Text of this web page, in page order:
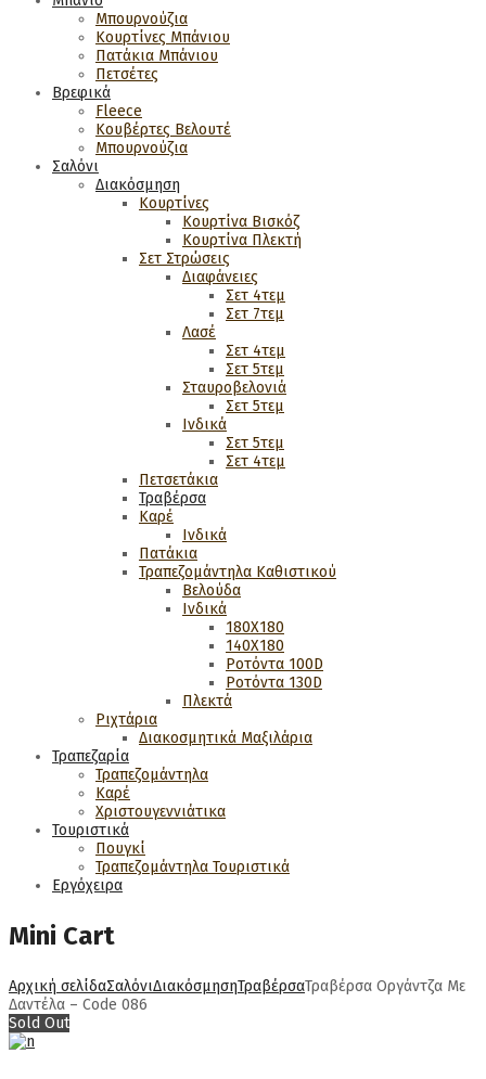
Μπουρνούζια
Κουρτίνες Μπάνιου
Πατάκια Μπάνιου
Πετσέτες
Βρεφικά
Fleece
Κουβέρτες Βελουτέ
Μπουρνούζια
Σαλόνι
Διακόσμηση
Κουρτίνες
Κουρτίνα Βισκόζ
Κουρτίνα Πλεκτή
Σετ Στρώσεις
Διαφάνειες
Σετ 4τεμ
Σετ 7τεμ
Λασέ
Σετ 4τεμ
Σετ 5τεμ
Σταυροβελονιά
Σετ 5τεμ
Ινδικά
Σετ 5τεμ
Σετ 4τεμ
Πετσετάκια
Τραβέρσα
Καρέ
Ινδικά
Πατάκια
Τραπεζομάντηλα Καθιστικού
Βελούδα
Ινδικά
180Χ180
140Χ180
Ροτόντα 100D
Ροτόντα 130D
Πλεκτά
Ριχτάρια
Διακοσμητικά Μαξιλάρια
Τραπεζαρία
Τραπεζομάντηλα
Καρέ
Χριστουγεννιάτικα
Τουριστικά
Πουγκί
Τραπεζομάντηλα Τουριστικά
Εργόχειρα
Mini Cart
Αρχική σελίδαΣαλόνιΔιακόσμησηΤραβέρσαΤραβέρσα Οργάντζα Με
Δαντέλα – Code 086
Sold Out